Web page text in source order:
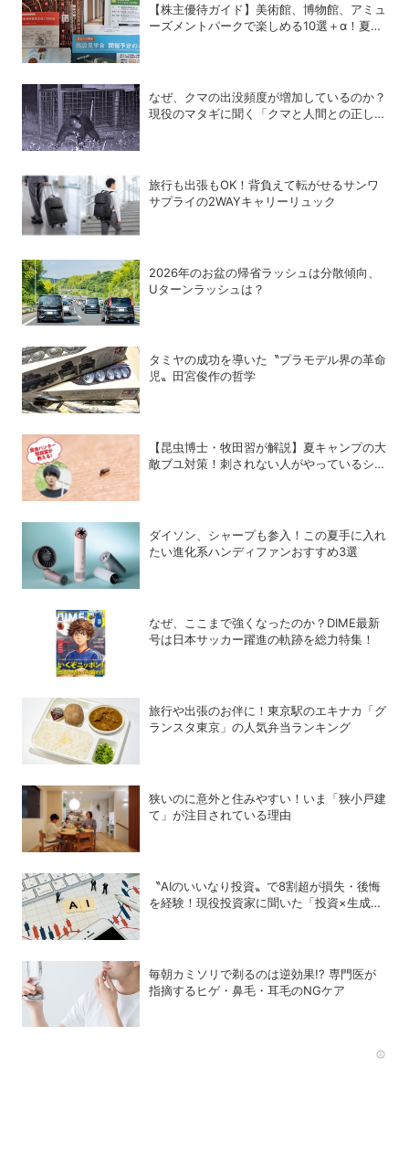
【株主優待ガイド】美術館、博物館、アミュ
ーズメントパークで楽しめる10選＋α！夏休
なぜ、クマの出没頻度が増加しているのか？
現役のマタギに聞く「クマと人間との正しい
旅行も出張もOK！背負えて転がせるサンワ
サプライの2WAYキャリーリュック
2026年のお盆の帰省ラッシュは分散傾向、
Uターンラッシュは？
タミヤの成功を導いた〝プラモデル界の革命
児〟田宮俊作の哲学
【昆虫博士・牧田習が解説】夏キャンプの大
敵ブユ対策！刺されない人がやっているシン
ダイソン、シャープも参入！この夏手に入れ
たい進化系ハンディファンおすすめ3選
なぜ、ここまで強くなったのか？DIME最新
号は日本サッカー躍進の軌跡を総力特集！
旅行や出張のお伴に！東京駅のエキナカ「グ
ランスタ東京」の人気弁当ランキング
狭いのに意外と住みやすい！いま「狭小戸建
て」が注目されている理由
〝AIのいいなり投資〟で8割超が損失・後悔
を経験！現役投資家に聞いた「投資×生成
毎朝カミソリで剃るのは逆効果!? 専門医が
指摘するヒゲ・鼻毛・耳毛のNGケア